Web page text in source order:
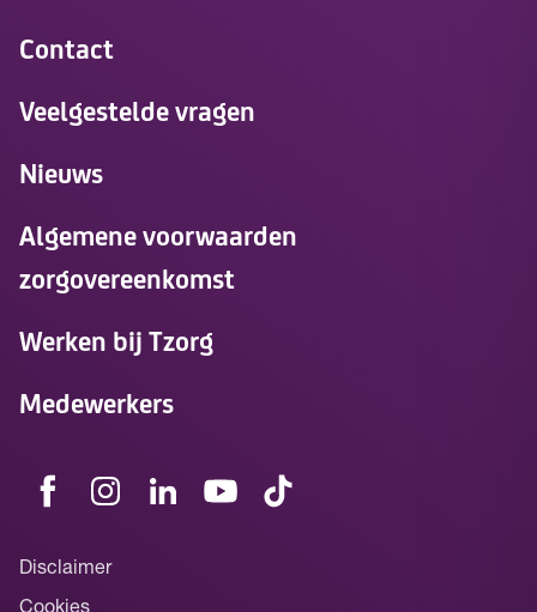
Contact
Veelgestelde vragen
Nieuws
Algemene voorwaarden
zorgovereenkomst
Werken bij Tzorg
Medewerkers
Disclaimer